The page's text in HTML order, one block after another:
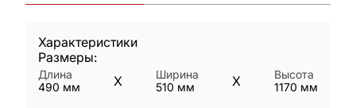
Характеристики
Размеры:
Длина
490 мм X
Ширина
510 мм X
Высота
1170 мм